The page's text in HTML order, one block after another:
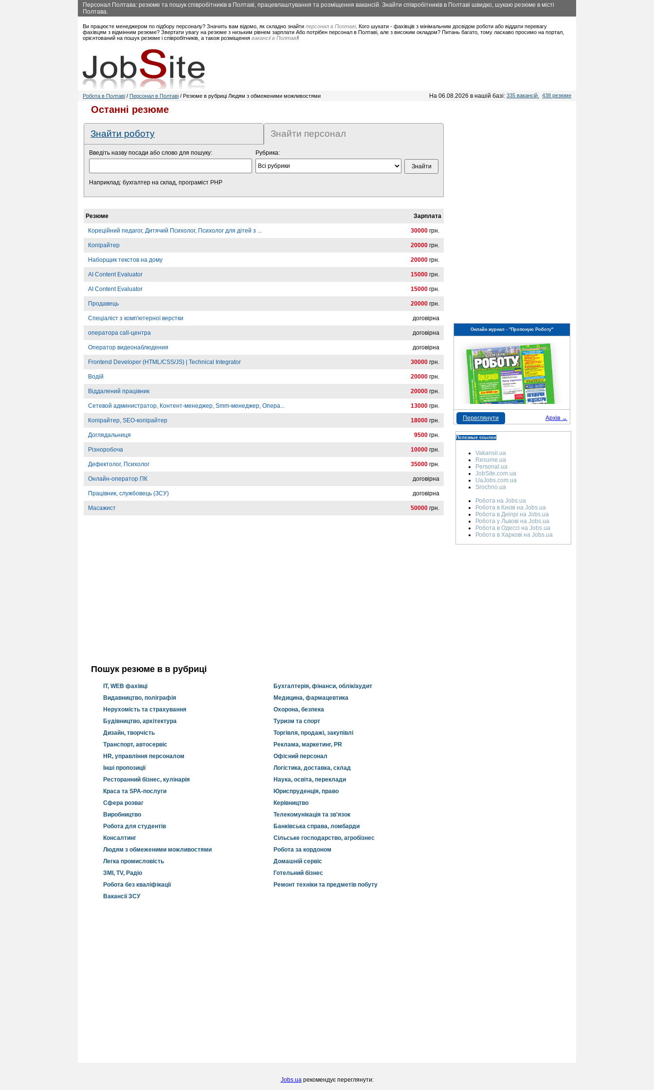
Персонал Полтава: резюме та пошук співробітників в Полтаві, працевлаштування та розміщення вакансій. Знайти співробітників в Полтаві швидко, шукаю резюме в місті
Полтава.
Ви працюєте менеджером по підбору персоналу? Значить вам відомо, як складно знайти персонал в Полтаві. Кого шукати - фахівців з мінімальним досвідом роботи або віддати перевагу
фахівцям з відмінним резюме? Звертати увагу на резюме з низьким рівнем зарплати Або потрібен персонал в Полтаві, але з високим окладом? Питань багато, тому ласкаво просимо на портал,
орієнтований на пошук резюме і співробітників, а також розміщення вакансії в Полтаві!
Робота в Полтаві / Персонал в Полтаві / Резюме в рубриці Людям з обмеженими можливостями На 06.08.2026 в нашій базі: 335 вакансій, 438 резюме
Останні резюме
Знайти роботу Знайти персонал
Введіть назву посади або слово для пошуку:
Наприклад: бухгалтер на склад, програміст PHP
Рубрика:
Резюме Зарплата
Кореційний педагог, Дитячий Психолог, Психолог для дітей з ... 30000 грн.
Копірайтер 20000 грн.
Наборщик текстов на дому 20000 грн.
AI Content Evaluator 15000 грн.
AI Content Evaluator 15000 грн.
Продавець 20000 грн.
Спеціаліст з комп'ютерної верстки договірна
оператора call-центра договірна
Оператор видеонаблюдения договірна
Frontend Developer (HTML/CSS/JS) | Technical Integrator 30000 грн.
Водій 20000 грн.
Віддалений працівник 20000 грн.
Сетевой администратор, Контент-менеджер, Smm-менеджер, Опера... 13000 грн.
Копірайтер, SEO-копірайтер 18000 грн.
Доглядальниця 9500 грн.
Різноробоча 10000 грн.
Дефектолог, Психолог 35000 грн.
Онлайн-оператор ПК договірна
Працівник, службовець (ЗСУ) договірна
Масажист 50000 грн.
Пошук резюме в в рубриці
IT, WEB фахівці
Бухгалтерія, фінанси, облік/аудит
Видавництво, поліграфія
Медицина, фармацевтика
Нерухомість та страхування
Охорона, безпека
Будівництво, архітектура
Туризм та спорт
Дизайн, творчість
Торгівля, продажі, закупівлі
Транспорт, автосервіс
Реклама, маркетинг, PR
HR, управління персоналом
Офісний персонал
Інші пропозиції
Логістика, доставка, склад
Ресторанний бізнес, кулінарія
Наука, освіта, переклади
Краса та SPA-послуги
Юриспруденція, право
Сфера розваг
Керівництво
Виробництво
Телекомунікація та зв'язок
Робота для студентів
Банківська справа, ломбарди
Консалтинг
Сільське господарство, агробізнес
Людям з обмеженими можливостями
Робота за кордоном
Легка промисловість
Домашній сервіс
ЗМІ, TV, Радіо
Готельний бізнес
Робота без кваліфікації
Ремонт техніки та предметів побуту
Вакансії ЗСУ
Онлайн журнал - "Пропоную Роботу"
Архів →
Переглянути
Полезные ссылки
Vakansii.ua
Resume.ua
Personal.ua
JobSite.com.ua
UaJobs.com.ua
Srochno.ua
Робота на Jobs.ua
Робота в Києві на Jobs.ua
Робота в Дніпрі на Jobs.ua
Робота у Львові на Jobs.ua
Робота в Одессі на Jobs.ua
Робота в Харкові на Jobs.ua
Jobs.uaрекомендує переглянути: